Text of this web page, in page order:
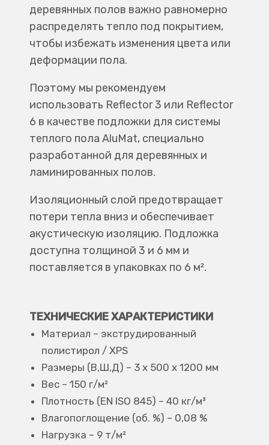
деревянных полов важно равномерно
распределять тепло под покрытием,
чтобы избежать изменения цвета или
деформации пола.
Поэтому мы рекомендуем
использовать Reflector 3 или Reflector
6 в качестве подложки для системы
теплого пола AluMat, специально
разработанной для деревянных и
ламинированных полов.
Изоляционный слой предотвращает
потери тепла вниз и обеспечивает
акустическую изоляцию. Подложка
доступна толщиной 3 и 6 мм и
поставляется в упаковках по 6 м².
ТЕХНИЧЕСКИЕ ХАРАКТЕРИСТИКИ
Материал – экструдированный
полистирол / XPS
Размеры (В,Ш,Д) – 3 x 500 x 1200 мм
Вес – 150 г/м²
Плотность (EN ISO 845) – 40 кг/м³
Влагопоглощение (об. %) – 0,08 %
Нагрузка – 9 т/м²